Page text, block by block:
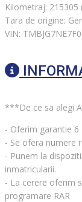
Kilometraj: 215305
Tara de origine:
VIN:
***De ce sa alegi
- Oferim garantie
- Se ofera numere
- Punem la
inmatricularii.
- La cerere oferim
programare RAR